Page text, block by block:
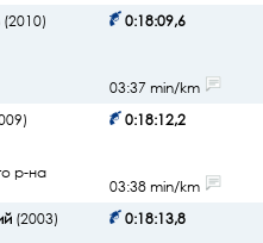
(2010)
0:18:09,6
03:37 min/km
р-на
0:18:12,2
03:38 min/km
(2003)
0:18:13,8